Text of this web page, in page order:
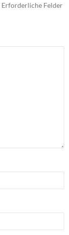
Erforderliche Felder